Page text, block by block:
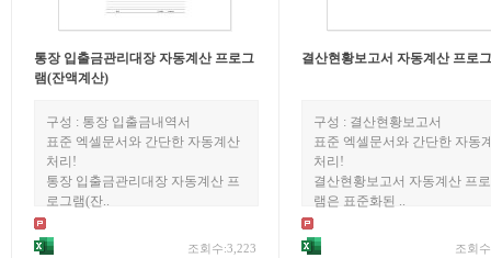
통장 입출금관리대장 자동계산 프로그
램(잔액계산)
구성 : 통장 입출금내역서
표준 엑셀문서와 간단한 자동계산
처리!
통장 입출금관리대장 자동계산 프
로그램(잔..
조회수:3,223
결산현황보고서 자동계산 프로
구성 : 결산현황보고서
표준 엑셀문서와 간단한 자동
처리!
결산현황보고서 자동계산 프
램은 표준화된 ..
조회